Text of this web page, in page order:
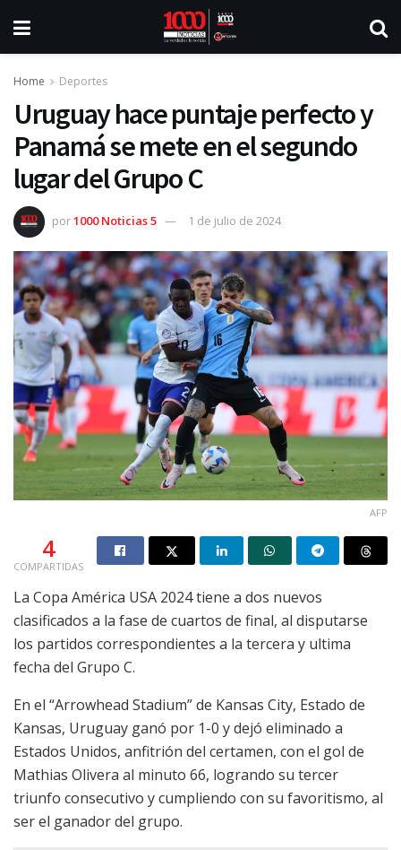
Home Deportes
Uruguay hace puntaje perfecto y
Panamá se mete en el segundo
lugar del Grupo C
por1000 Noticias 5 1 de julio de 2024
AFP
4
COMPARTIDAS
La Copa América USA 2024 tiene a dos nuevos
clasificados a la fase de cuartos de final, al disputarse
los partidos correspondientes a la tercera y ultima
fecha del Grupo C.
En el “Arrowhead Stadium” de Kansas City, Estado de
Kansas, Uruguay ganó por 1-0 y dejó eliminado a
Estados Unidos, anfitrión del certamen, con el gol de
Mathias Olivera al minuto 66, logrando su tercer
triunfo consecutivo y cumpliendo con su favoritismo, al
ser el ganador del grupo.